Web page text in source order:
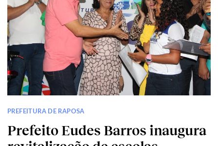
PREFEITURA DE RAPOSA
Prefeito Eudes Barros inaugura